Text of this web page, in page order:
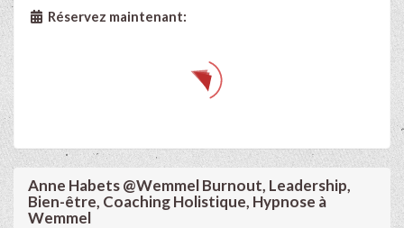
Réservez maintenant:
Anne Habets @Wemmel Burnout, Leadership,
Bien-être, Coaching Holistique, Hypnose à
Wemmel